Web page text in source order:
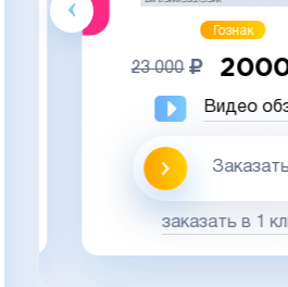
Гознак
23 000 20000
Видео обзор
Заказать
заказать в 1 клик